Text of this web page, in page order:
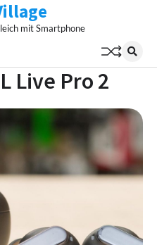
mit Smartphone
Live Pro 2